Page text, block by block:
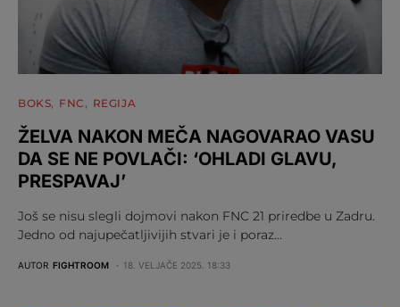
BOKS FNC REGIJA
ŽELVA NAKON MEČA NAGOVARAO VASU
DA SE NE POVLAČI: ‘OHLADI GLAVU,
PRESPAVAJ’
Još se nisu slegli dojmovi nakon FNC 21 priredbe u Zadru.
Jedno od najupečatljivijih stvari je i poraz…
AUTOR FIGHTROOM 18. VELJAČE 2025. 18:33